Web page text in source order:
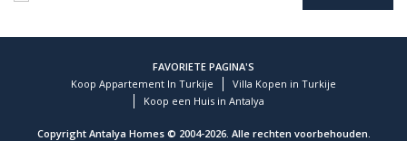
FAVORIETE PAGINA'S
Koop Appartement In Turkije
Villa Kopen in Turkije
Koop een Huis in Antalya
Copyright Antalya Homes © 2004-2026. Alle rechten voorbehouden.